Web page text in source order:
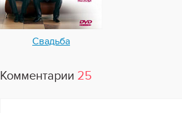
Свадьба
Комментарии 25